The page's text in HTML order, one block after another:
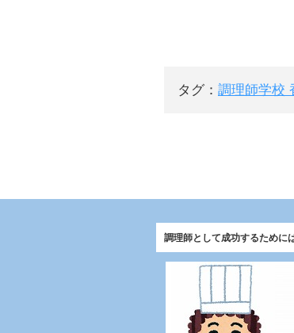
タグ： 調理師学校
調理師として成功するために